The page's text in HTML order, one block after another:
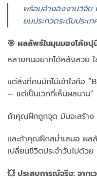
พร้อมอ้างอิงงานวิจัย
ยมประกวดระดับประเท
🎯 ผลลัพธ์ในมุมมองโค้ชปุ
หลายคนอยากได้หลังสวย
แต่สิ่งที่คนมักไม่เข้าใจคือ
— แต่เป็นเวทที่เห็นผลนาน”
ถ้าคุณฝึกถูกจุด มันจะสร้าง
และถ้าคุณฝึกสม่ำเสมอ ผล
เปลี่ยนชีวิตประจำวันไปด้วย
💥 ประสบการณ์จริง: จากเ